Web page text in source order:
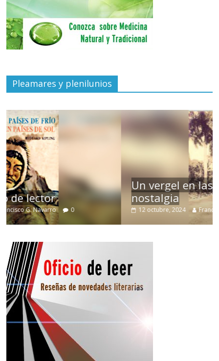
Pleamares y plenilunios
Un vergel en las nieblas de la
nostalgia
12 octubre, 2024 Francisco G. Navarro 0